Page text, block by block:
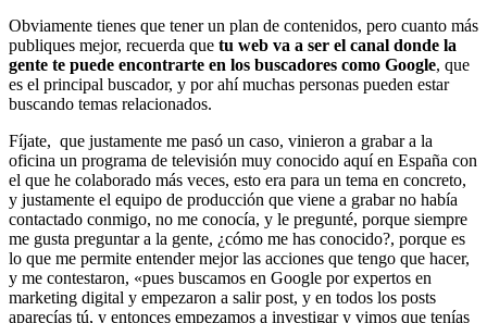
Obviamente tienes que tener un plan de contenidos, pero cuanto más
publiques mejor, recuerda que tu web va a ser el canal donde la
gente te puede encontrarte en los buscadores como Google, que
es el principal buscador, y por ahí muchas personas pueden estar
buscando temas relacionados.
Fíjate, que justamente me pasó un caso, vinieron a grabar a la
oficina un programa de televisión muy conocido aquí en España con
el que he colaborado más veces, esto era para un tema en concreto,
y justamente el equipo de producción que viene a grabar no había
contactado conmigo, no me conocía, y le pregunté, porque siempre
me gusta preguntar a la gente, ¿cómo me has conocido?, porque es
lo que me permite entender mejor las acciones que tengo que hacer,
y me contestaron, «pues buscamos en Google por expertos en
marketing digital y empezaron a salir post, y en todos los posts
aparecías tú, y entonces empezamos a investigar y vimos que tenías